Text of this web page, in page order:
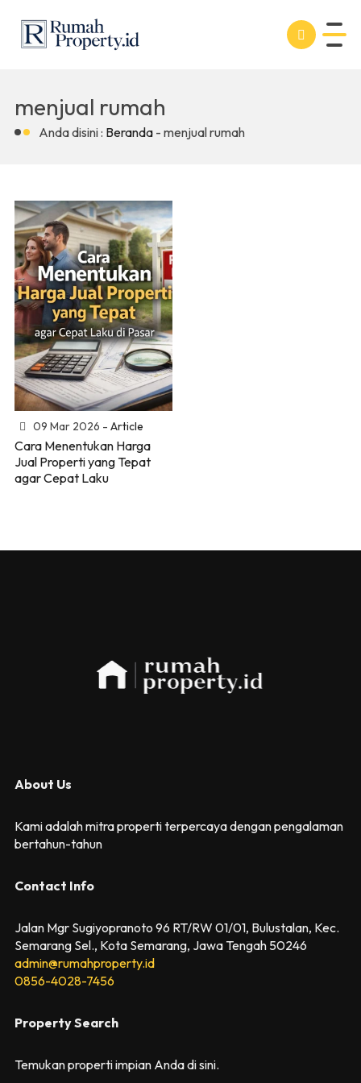
menjual rumah
Anda disini : Beranda - menjual rumah
09 Mar 2026 - Article
Cara Menentukan Harga
Jual Properti yang Tepat
agar Cepat Laku
About Us
Kami adalah mitra properti terpercaya dengan pengalaman
bertahun-tahun
Contact Info
Jalan Mgr Sugiyopranoto 96 RT/RW 01/01, Bulustalan, Kec.
Semarang Sel., Kota Semarang, Jawa Tengah 50246
admin@rumahproperty.id
0856-4028-7456
Property Search
Temukan properti impian Anda di sini.